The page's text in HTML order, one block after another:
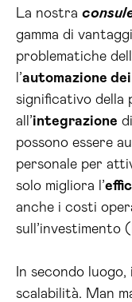
La nostra
gamma di
problematiche
l’automazione
significativo della
all’integrazione
possono essere
personale per
solo migliora l’
anche i costi
sull’investimento (
In secondo
scalabilità. Man